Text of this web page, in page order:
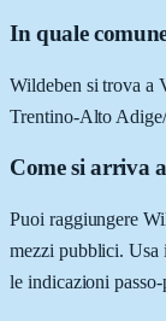
In quale
Wildeben si trova a
Trentino-Alto
Come si arriva
Puoi raggiungere
mezzi pubblici. Usa
le indicazioni